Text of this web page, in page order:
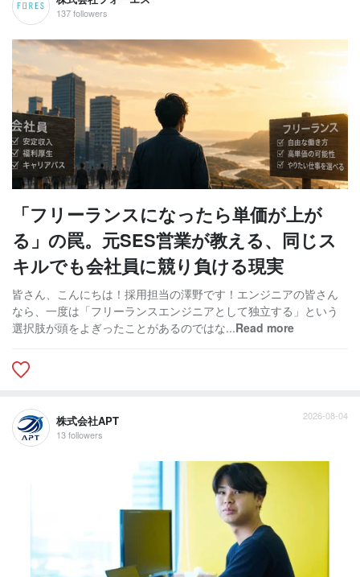
137 followers
「フリーランスになったら単価が上が
る」の罠。元SES営業が教える、同じス
キルでも会社員に競り負ける現実
皆さん、こんにちは！採用担当の澤野です！エンジニアの皆さん
なら、一度は「フリーランスエンジニアとして独立する」という
選択肢が頭をよぎったことがあるのではな...Read more
株式会社APT
13 followers
2026-08-04